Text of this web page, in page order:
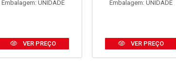
Embalagem: UNIDADE
VER PREÇO
Embalagem: UNIDADE
VER PREÇO